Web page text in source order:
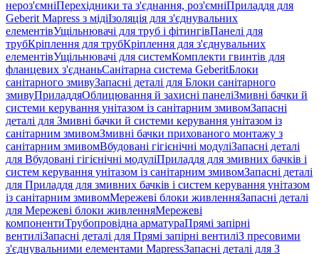
нероз'ємніПерехідники та з'єднання, роз'ємніПриладдя для
Geberit Mapress з мідіІзоляція для з'єднувальних
елементівУщільнювачі для труб і фітингівПанелі для
трубКріплення для трубКріплення для з'єднувальних
елементівУщільнювачі для системКомплекти гвинтів для
фланцевих з'єднаньСанітарна система GeberitБлоки
санітарного змивуЗапасні деталі для Блоки санітарного
змивуПриладдяОблицювання й захисні панеліЗмивні бачки й
системи керування унітазом із санітарним змивомЗапасні
деталі для Змивні бачки й системи керування унітазом із
санітарним змивомЗмивні бачки прихованого монтажу з
санітарним змивомВбудовані гігієнічні модуліЗапасні деталі
для Вбудовані гігієнічні модуліПриладдя для змивних бачків і
систем керування унітазом із санітарним змивомЗапасні деталі
для Приладдя для змивних бачків і систем керування унітазом
із санітарним змивомМережеві блоки живленняЗапасні деталі
для Мережеві блоки живленняМережеві
компонентиТрубопровідна арматураПрямі запірні
вентиліЗапасні деталі для Прямі запірні вентиліЗ пресовими
з'єднувальними елементами MapressЗапасні деталі для З